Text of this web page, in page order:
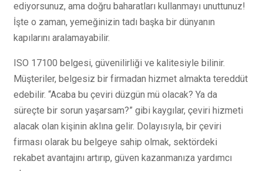
ediyorsunuz, ama doğru baharatları kullanmayı unuttunuz!
İşte o zaman, yemeğinizin tadı başka bir dünyanın
kapılarını aralamayabilir.
ISO 17100 belgesi, güvenilirliği ve kalitesiyle bilinir.
Müşteriler, belgesiz bir firmadan hizmet almakta tereddüt
edebilir. “Acaba bu çeviri düzgün mü olacak? Ya da
süreçte bir sorun yaşarsam?” gibi kaygılar, çeviri hizmeti
alacak olan kişinin aklına gelir. Dolayısıyla, bir çeviri
firması olarak bu belgeye sahip olmak, sektördeki
rekabet avantajını artırıp, güven kazanmanıza yardımcı